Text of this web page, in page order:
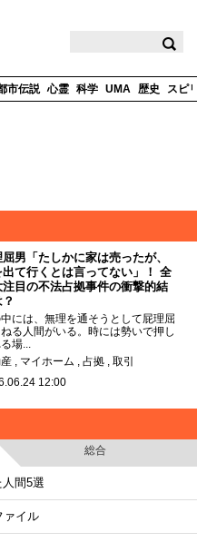
市伝説 心霊 科学 UMA 歴史 スピ
男「たしかに家は売ったが、
出て行くとは言ってない」！ 全
注目の不法占拠事件の衝撃的結
には、無理を通そうとして屁理屈
る人間がいる。時には勢いで押し
場...
マイホーム 占拠
取引
12:00
総合
人間5選
ァイル